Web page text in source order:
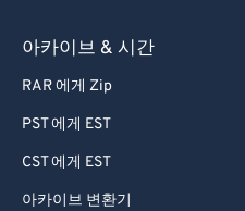
아카이브 & 시간
RAR 에게 Zip
PST 에게 EST
CST 에게 EST
아카이브 변환기